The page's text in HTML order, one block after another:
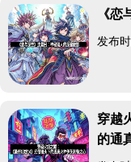
《
发布
穿越
的通